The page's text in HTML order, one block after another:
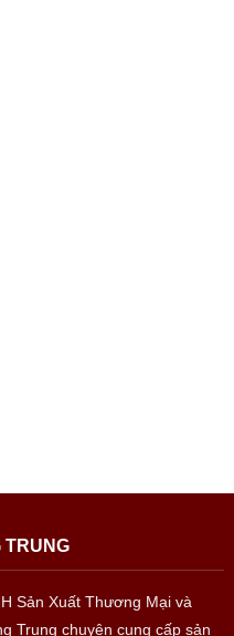
TRUNG
Sản Xuất Thương Mại và
Trung chuyên cung cấp sản